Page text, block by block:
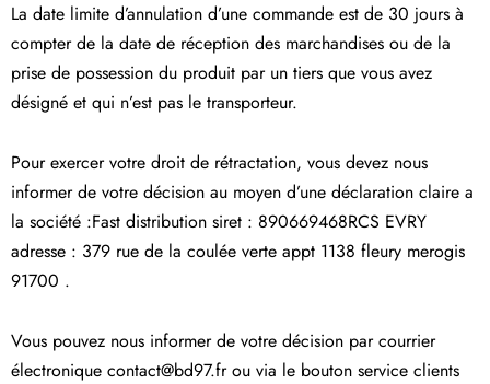
La date limite d’annulation d’une commande est de 30 jours à
compter de la date de réception des marchandises ou de la
prise de possession du produit par un tiers que vous avez
désigné et qui n’est pas le transporteur.
Pour exercer votre droit de rétractation, vous devez nous
informer de votre décision au moyen d’une déclaration claire a
la société :Fast distribution siret : 890669468RCS EVRY
adresse : 379 rue de la coulée verte appt 1138 fleury merogis
91700 .
Vous pouvez nous informer de votre décision par courrier
électronique contact@bd97.fr ou via le bouton service clients